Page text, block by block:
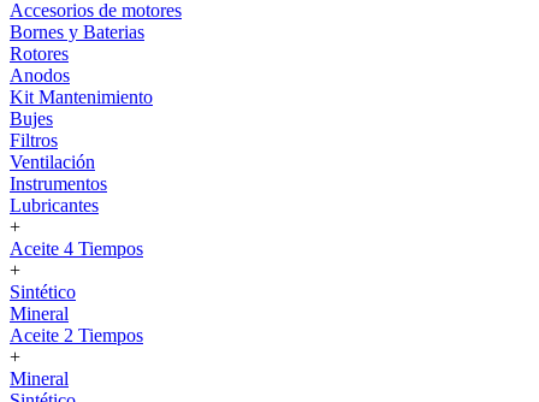
Accesorios de motores
Bornes y Baterias
Rotores
Anodos
Kit Mantenimiento
Bujes
Filtros
Ventilación
Instrumentos
Lubricantes
+
Aceite 4 Tiempos
+
Sintético
Mineral
Aceite 2 Tiempos
+
Mineral